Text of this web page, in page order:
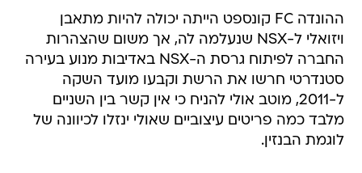
ההונדה FC קונספט הייתה יכולה להיות מתאבן
ויזואלי ל-NSX שנעלמה לה, אך משום שהצהרות
החברה לפיתוח גרסת ה-NSX באדיבות מנוע בעירה
סטנדרטי חרשו את הרשת וקבעו מועד השקה
ל-2011, מוטב אולי להניח כי אין קשר בין השניים
מלבד כמה פריטים עיצוביים שאולי ינזלו לכיוונה של
לוגמת הבנזין.